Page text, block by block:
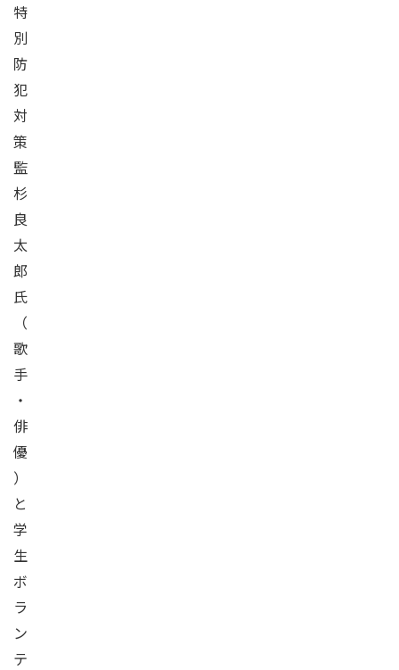
特
別
防
犯
対
策
監
杉
良
太
郎
氏
（
歌
手
・
俳
優
）
と
学
生
ボ
ラ
ン
テ